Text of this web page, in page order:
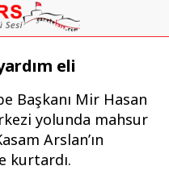
eli
Başkanı Mir Hasan
yolunda mahsur
Arslan’ın
kurtardı.